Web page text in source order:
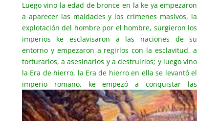
Luego vino la edad de bronce en la ke ya empezaron
a aparecer las maldades y los crímenes masivos, la
explotación del hombre por el hombre, surgieron los
imperios ke esclavisaron a las naciones de su
entorno y empezaron a regirlos con la esclavitud, a
torturarlos, a asesinarlos y a destruirlos; y luego vino
la Era de hierro, la Era de hierro en ella se levantó el
imperio romano, ke empezó a conquistar las